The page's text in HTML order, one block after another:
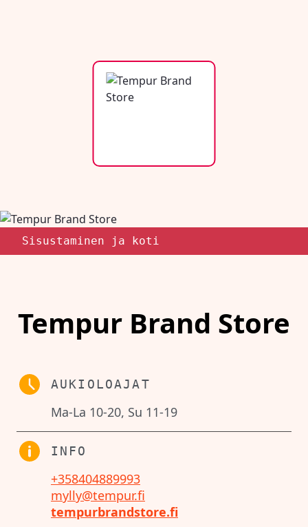
Sisustaminen ja koti
Tempur Brand Store
AUKIOLOAJAT
Ma-La 10-20, Su 11-19
INFO
+358404889993
mylly@tempur.fi
tempurbrandstore.fi